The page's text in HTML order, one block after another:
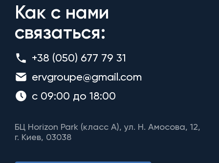
Как с нами
связаться:
+38 (050) 677 79 31
ervgroupe@gmail.com
с 09:00 до 18:00
БЦ Horizon Park (класс A), ул. Н. Амосова, 12,
г. Киев, 03038